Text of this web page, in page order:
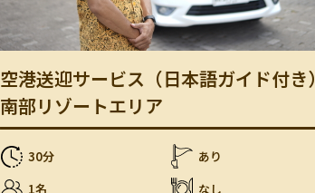
空港送迎サービス（日本語ガイド付き）
南部リゾートエリア
30分
あり
1名
なし